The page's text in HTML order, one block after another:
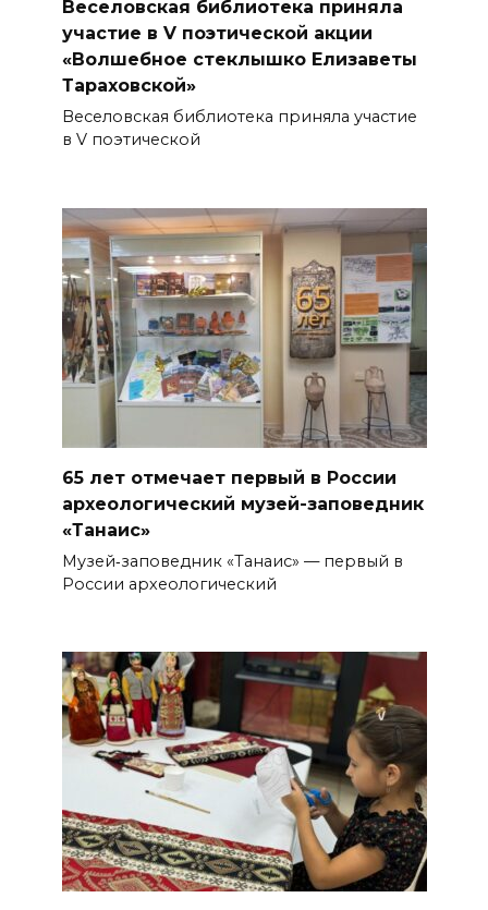
Веселовская библиотека приняла
участие в V поэтической акции
«Волшебное стеклышко Елизаветы
Тараховской»
Веселовская библиотека приняла участие
в V поэтической
65 лет отмечает первый в России
археологический музей-заповедник
«Танаис»
Музей‑заповедник «Танаис» — первый в
России археологический